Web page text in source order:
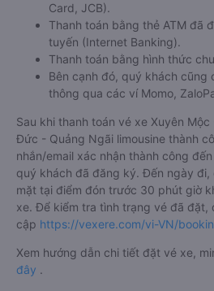
Card, JCB).
Thanh toán bằng thẻ ATM đã
tuyến (Internet Banking).
Thanh toán bằng hình thức
Bên cạnh đó, quý khách cũng
thông qua các ví Momo,
Sau khi thanh toán vé xe Xuyên Mộc
Đức - Quảng Ngãi limousine thành
nhắn/email xác nhận thành công
quý khách đã đăng ký. Đến ngày
mặt tại điểm đón trước 30 phút giờ
xe. Để kiểm tra tình trạng vé đã đặt,
cập https://vexere.com/vi-VN/
Xem hướng dẫn chi tiết đặt vé xe,
đây .